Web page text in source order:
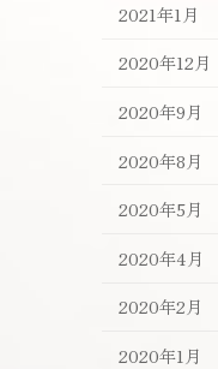
2021年1月
2020年12月
2020年9月
2020年8月
2020年5月
2020年4月
2020年2月
2020年1月